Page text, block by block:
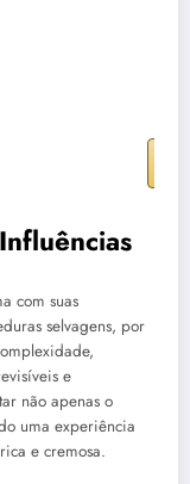
com suas
selvagens, por
e
não apenas o
uma experiência
e cremosa.